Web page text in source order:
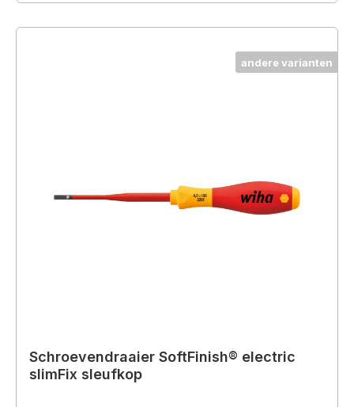
andere varianten
Schroevendraaier SoftFinish® electric
slimFix sleufkop